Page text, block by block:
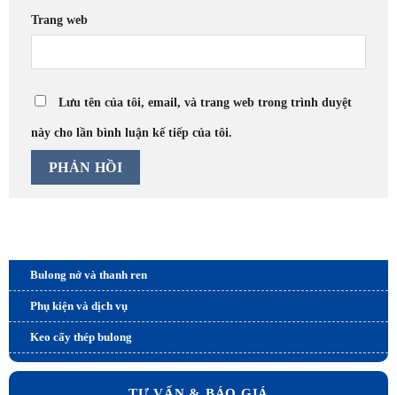
Trang web
Lưu tên của tôi, email, và trang web trong trình duyệt
này cho lần bình luận kế tiếp của tôi.
Bulong nở và thanh ren
Phụ kiện và dịch vụ
Keo cấy thép bulong